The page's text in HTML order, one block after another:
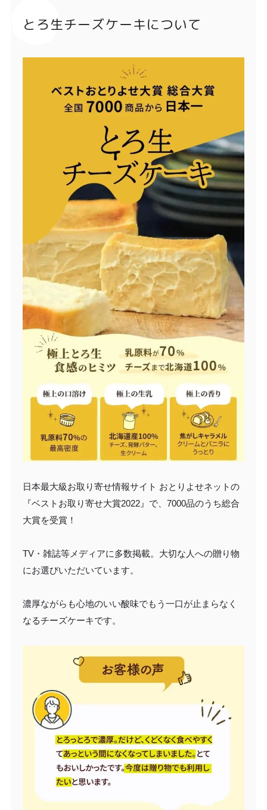
とろ生チーズケーキについて
日本最大級お取り寄せ情報サイト おとりよせネットの
『ベストお取り寄せ大賞2022』で、7000品のうち総合
大賞を受賞！
TV・雑誌等メディアに多数掲載。大切な人への贈り物
にお選びいただいています。
濃厚ながらも心地のいい酸味でもう一口が止まらなく
なるチーズケーキです。